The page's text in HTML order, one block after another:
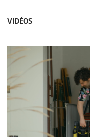
VIDÉOS